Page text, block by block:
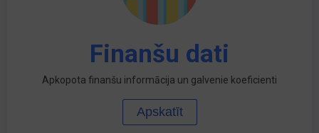
Finanšu dati
Apkopota finanšu informācija un galvenie koeficienti
Apskatīt